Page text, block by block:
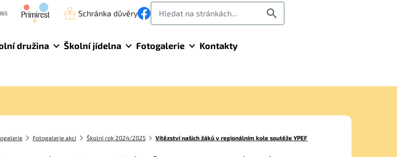
Schránka důvěry
družina Školní jídelna Fotogalerie Kontakty
Fotogalerie akcí Školní rok 2024/2025 Vítězství našich žáků v regionálním kole soutěže YPEF